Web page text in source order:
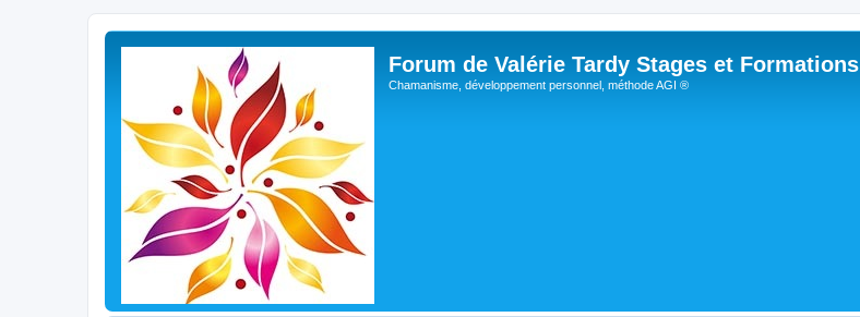
Forum de Valérie Tardy Stages et Formations
Chamanisme, développement personnel, méthode AGI ®